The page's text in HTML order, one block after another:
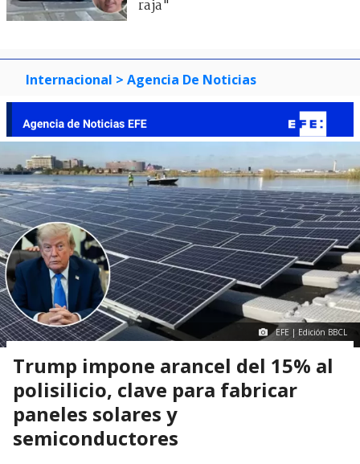
raja"
Internacional > Agencia De Noticias
EFE | Edición BBCL
Trump impone arancel del 15% al
polisilicio, clave para fabricar
paneles solares y
semiconductores